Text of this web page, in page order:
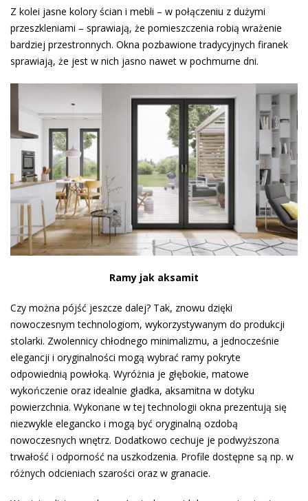
Z kolei jasne kolory ścian i mebli – w połączeniu z dużymi
przeszkleniami – sprawiają, że pomieszczenia robią wrażenie
bardziej przestronnych. Okna pozbawione tradycyjnych firanek
sprawiają, że jest w nich jasno nawet w pochmurne dni.
Ramy jak aksamit
Czy można pójść jeszcze dalej? Tak, znowu dzięki
nowoczesnym technologiom, wykorzystywanym do produkcji
stolarki. Zwolennicy chłodnego minimalizmu, a jednocześnie
elegancji i oryginalności mogą wybrać ramy pokryte
odpowiednią powłoką. Wyróżnia je głębokie, matowe
wykończenie oraz idealnie gładka, aksamitna w dotyku
powierzchnia. Wykonane w tej technologii okna prezentują się
niezwykle elegancko i mogą być oryginalną ozdobą
nowoczesnych wnętrz. Dodatkowo cechuje je podwyższona
trwałość i odporność na uszkodzenia. Profile dostępne są np. w
różnych odcieniach szarości oraz w granacie.